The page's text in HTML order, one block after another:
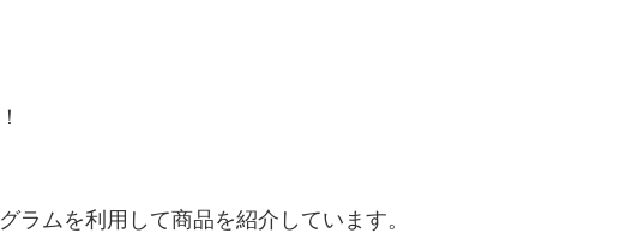
ラムを利用して商品を紹介しています。